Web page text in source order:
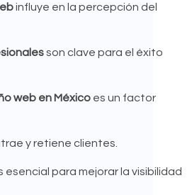
influye en la percepción del
son clave para el éxito
web en México es un factor
y retiene clientes.
esencial para mejorar la visibilidad